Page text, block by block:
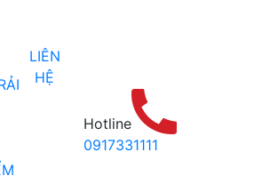
LIÊN
HỆ
Hotline
0917331111